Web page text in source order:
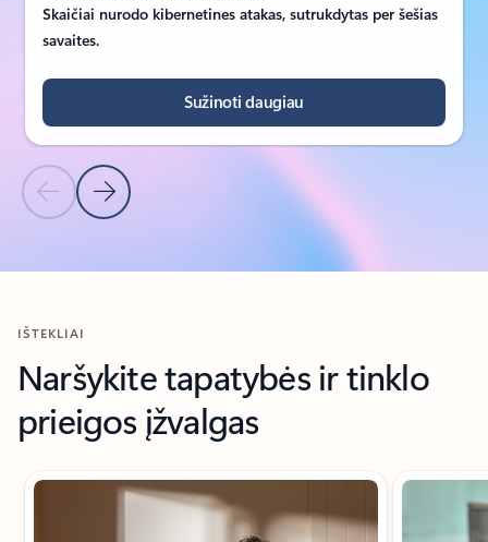
Ankstesnė skaidrė
Kita skaidrė
Skaičiai nurodo kibernetines atakas, sutrukdytas per šešias
savaites.
Sužinoti daugiau
Grįžti į skyrių KLIENTŲ ISTORIJOS
IŠTEKLIAI
Naršykite tapatybės ir tinklo
prieigos įžvalgas